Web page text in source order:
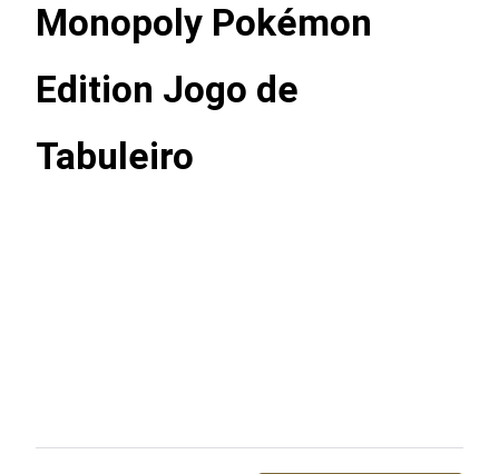
Monopoly Pokémon
Edition Jogo de
Tabuleiro